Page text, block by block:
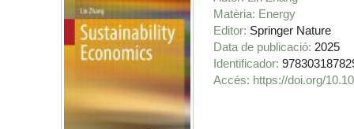
Matèria Energy
Editor Springer Nature
Data de publicació 2025
Identificador
https://doi.org/